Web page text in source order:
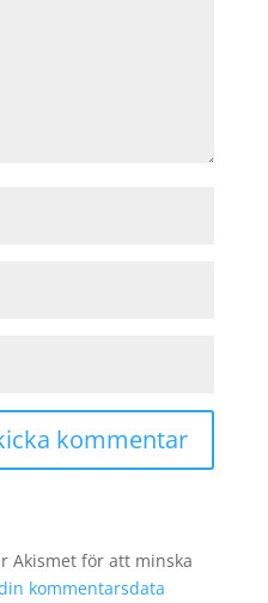
Akismet för att minska
kommentarsdata